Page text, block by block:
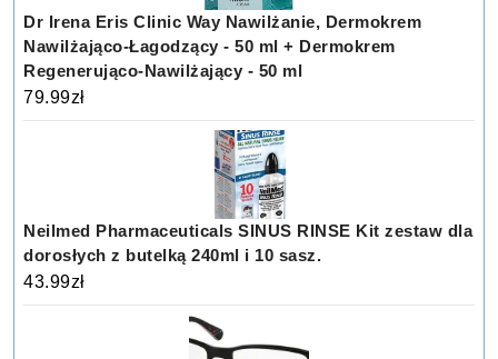
Dr Irena Eris Clinic Way Nawilżanie, Dermokrem
Nawilżająco-Łagodzący - 50 ml + Dermokrem
Regenerująco-Nawilżający - 50 ml
79.99zł
Neilmed Pharmaceuticals SINUS RINSE Kit zestaw dla
dorosłych z butelką 240ml i 10 sasz.
43.99zł